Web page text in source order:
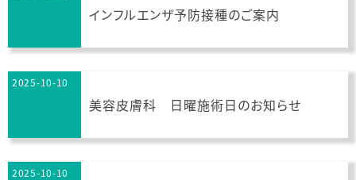
インフルエンザ予防接種のご案内
2025-10-10
美容皮膚科 日曜施術日のお知らせ
2025-10-10